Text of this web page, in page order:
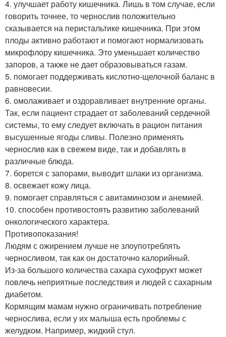
4. улучшает работу кишечника. Лишь в том случае, если
говорить точнее, то чернослив положительно
сказывается на перистальтике кишечника. При этом
плоды активно работают и помогают нормализовать
микрофлору кишечника. Это уменьшает количество
запоров, а также не дает образовываться газам.
5. помогает поддерживать кислотно-щелочной баланс в
равновесии.
6. омолаживает и оздоравливает внутренние органы.
Так, если пациент страдает от заболеваний сердечной
системы, то ему следует включать в рацион питания
высушенные ягоды сливы. Полезно применять
чернослив как в свежем виде, так и добавлять в
различные блюда.
7. борется с запорами, выводит шлаки из организма.
8. освежает кожу лица.
9. помогает справляться с авитаминозом и анемией.
10. способен противостоять развитию заболеваний
онкологического характера.
Противопоказания!
Людям с ожирением лучше не злоупотреблять
черносливом, так как он достаточно калорийный.
Из-за большого количества сахара сухофрукт может
повлечь неприятные последствия и людей с сахарным
диабетом.
Кормящим мамам нужно ограничивать потребление
чернослива, если у их малыша есть проблемы с
желудком. Например, жидкий стул.